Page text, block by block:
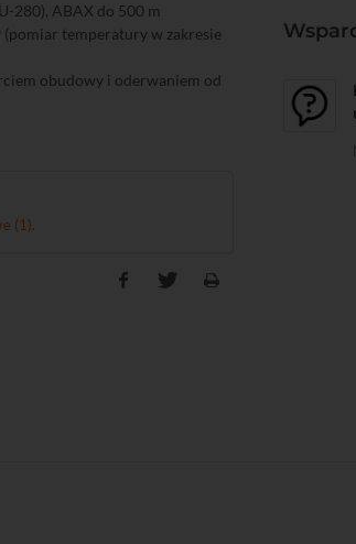
280), ABAX do 500 m
temperatury w zakresie
obudowy i oderwaniem od
(1)